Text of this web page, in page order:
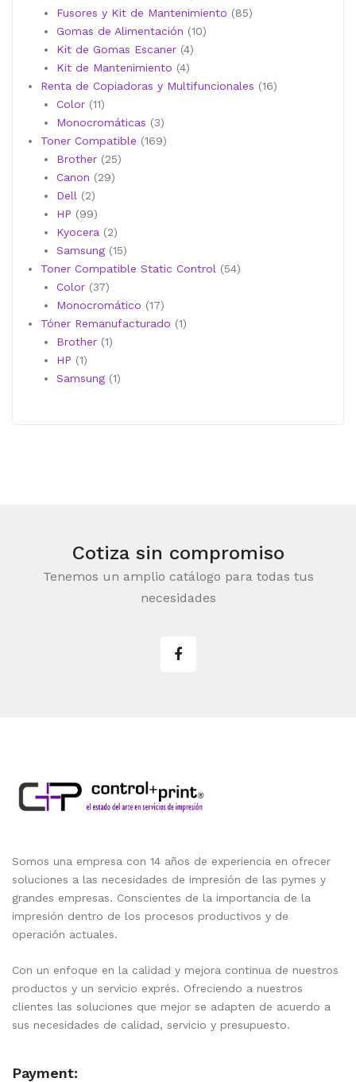
productos
Fusores y Kit de Mantenimiento 8585
Gomas de Alimentación 1010
Kit de Gomas Escaner 44
Kit de Mantenimiento 44
productos
Renta de Copiadoras y Multifuncionales 1616
Color 1111
productos
Monocromáticas 33
productos
Toner Compatible 169169
Brother 2525
Canon 2929
Dell 22
productos
HP 9999
productos
Kyocera 22
productos
Samsung 1515
productos
Toner Compatible Static Control 5454
Color 3737
productos
Monocromático 1717
productos
Tóner Remanufacturado 11
Brother 11
HP 11
producto
Samsung 11
Cotiza sin compromiso
Tenemos un amplio catálogo para todas tus
necesidades
Somos una empresa con 14 años de experiencia en ofrecer
soluciones a las necesidades de impresión de las pymes y
grandes empresas. Conscientes de la importancia de la
impresión dentro de los procesos productivos y de
operación actuales.
Con un enfoque en la calidad y mejora continua de nuestros
productos y un servicio exprés. Ofreciendo a nuestros
clientes las soluciones que mejor se adapten de acuerdo a
sus necesidades de calidad, servicio y presupuesto.
Payment: